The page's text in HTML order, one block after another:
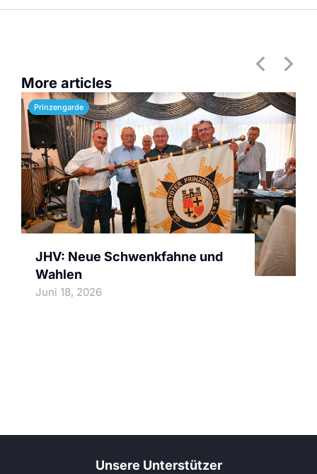
More articles
Prinzengarde
JHV: Neue Schwenkfahne und
Wahlen
Juni 18, 2026
Unsere Unterstützer